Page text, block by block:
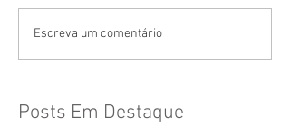
Escreva um comentário
Posts Em Destaque